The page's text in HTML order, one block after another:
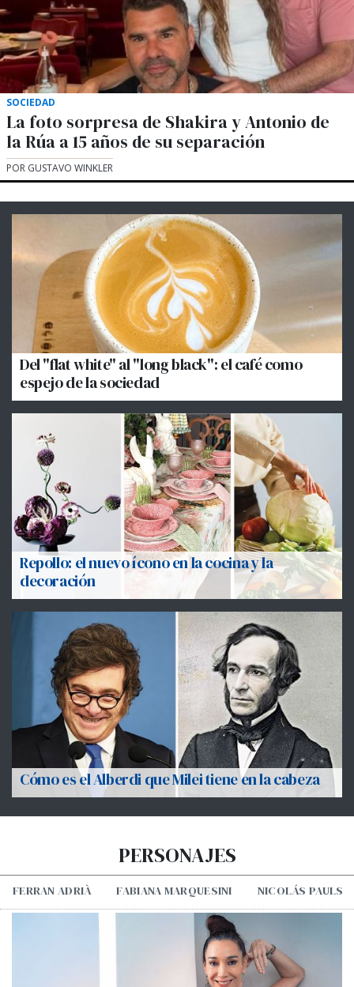
SOCIEDAD
La foto sorpresa de Shakira y Antonio de
la Rúa a 15 años de su separación
POR GUSTAVO WINKLER
Repollo: el nuevo ícono en la cocina y la
decoración
Del "flat white" al "long black": el café como
espejo de la sociedad
Cómo es el Alberdi que Milei tiene en la cabeza
PERSONAJES
FERRAN ADRIÀ FABIANA MARQUESINI NICOLÁS PAULS